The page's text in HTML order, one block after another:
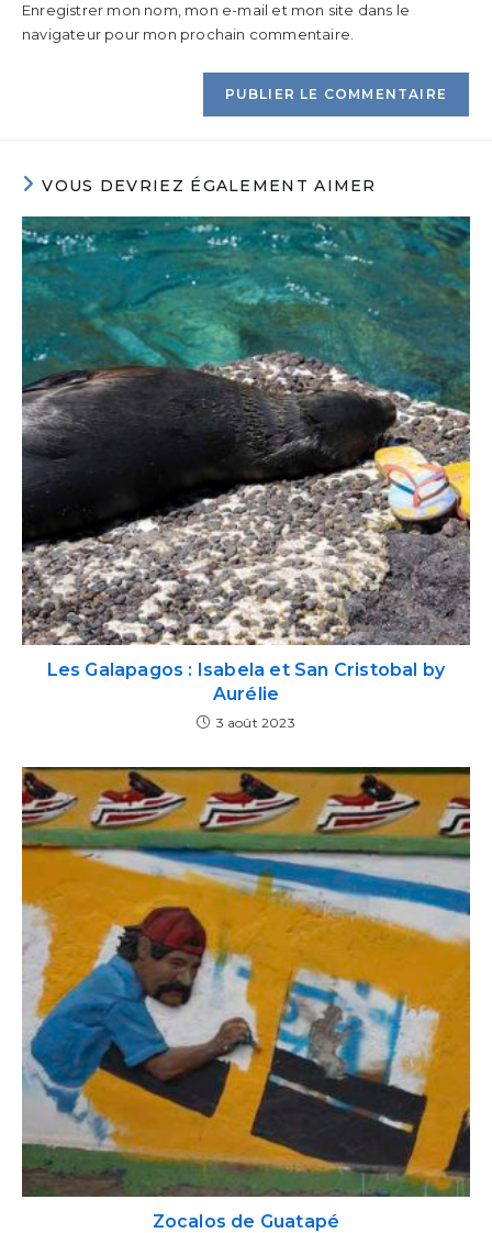
Enregistrer mon nom, mon e-mail et mon site dans le
navigateur pour mon prochain commentaire.
VOUS DEVRIEZ ÉGALEMENT AIMER
Les Galapagos : Isabela et San Cristobal by
Aurélie
3 août 2023
Zocalos de Guatapé